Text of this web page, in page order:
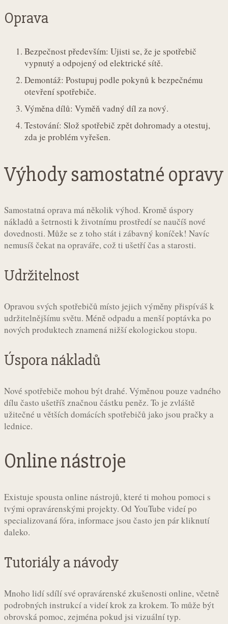
Oprava
Bezpečnost především: Ujisti se, že je spotřebič
vypnutý a odpojený od elektrické sítě.
Demontáž: Postupuj podle pokynů k bezpečnému
otevření spotřebiče.
Výměna dílů: Vyměň vadný díl za nový.
Testování: Slož spotřebič zpět dohromady a otestuj,
zda je problém vyřešen.
Výhody samostatné opravy
Samostatná oprava má několik výhod. Kromě úspory
nákladů a šetrnosti k životnímu prostředí se naučíš nové
dovednosti. Může se z toho stát i zábavný koníček! Navíc
nemusíš čekat na opraváře, což ti ušetří čas a starosti.
Udržitelnost
Opravou svých spotřebičů místo jejich výměny přispíváš k
udržitelnějšímu světu. Méně odpadu a menší poptávka po
nových produktech znamená nižší ekologickou stopu.
Úspora nákladů
Nové spotřebiče mohou být drahé. Výměnou pouze vadného
dílu často ušetříš značnou částku peněz. To je zvláště
užitečné u větších domácích spotřebičů jako jsou pračky a
lednice.
Online nástroje
Existuje spousta online nástrojů, které ti mohou pomoci s
tvými opravárenskými projekty. Od YouTube videí po
specializovaná fóra, informace jsou často jen pár kliknutí
daleko.
Tutoriály a návody
Mnoho lidí sdílí své opravárenské zkušenosti online, včetně
podrobných instrukcí a videí krok za krokem. To může být
obrovská pomoc, zejména pokud jsi vizuální typ.